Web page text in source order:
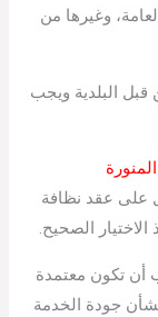
وغيرها من
قبل البلدية ويجب
على عقد نظافة
الصحيح.
أن تكون معتمدة
جودة الخدمة